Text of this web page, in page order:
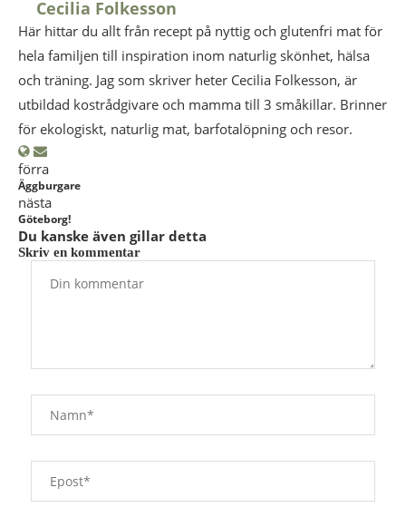
Cecilia Folkesson
Här hittar du allt från recept på nyttig och glutenfri mat för
hela familjen till inspiration inom naturlig skönhet, hälsa
och träning. Jag som skriver heter Cecilia Folkesson, är
utbildad kostrådgivare och mamma till 3 småkillar. Brinner
för ekologiskt, naturlig mat, barfotalöpning och resor.
förra
Äggburgare
nästa
Göteborg!
Du kanske även gillar detta
Skriv en kommentar